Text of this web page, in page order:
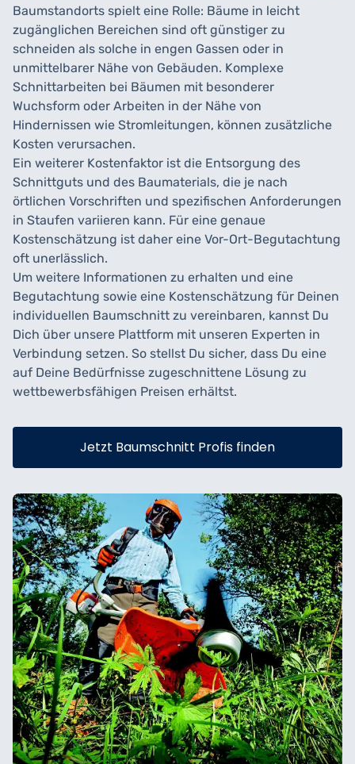
Baumstandorts spielt eine Rolle: Bäume in leicht
zugänglichen Bereichen sind oft günstiger zu
schneiden als solche in engen Gassen oder in
unmittelbarer Nähe von Gebäuden. Komplexe
Schnittarbeiten bei Bäumen mit besonderer
Wuchsform oder Arbeiten in der Nähe von
Hindernissen wie Stromleitungen, können zusätzliche
Kosten verursachen.
Ein weiterer Kostenfaktor ist die Entsorgung des
Schnittguts und des Baumaterials, die je nach
örtlichen Vorschriften und spezifischen Anforderungen
in Staufen variieren kann. Für eine genaue
Kostenschätzung ist daher eine Vor-Ort-Begutachtung
oft unerlässlich.
Um weitere Informationen zu erhalten und eine
Begutachtung sowie eine Kostenschätzung für Deinen
individuellen Baumschnitt zu vereinbaren, kannst Du
Dich über unsere Plattform mit unseren Experten in
Verbindung setzen. So stellst Du sicher, dass Du eine
auf Deine Bedürfnisse zugeschnittene Lösung zu
wettbewerbsfähigen Preisen erhältst.
Jetzt Baumschnitt Profis finden